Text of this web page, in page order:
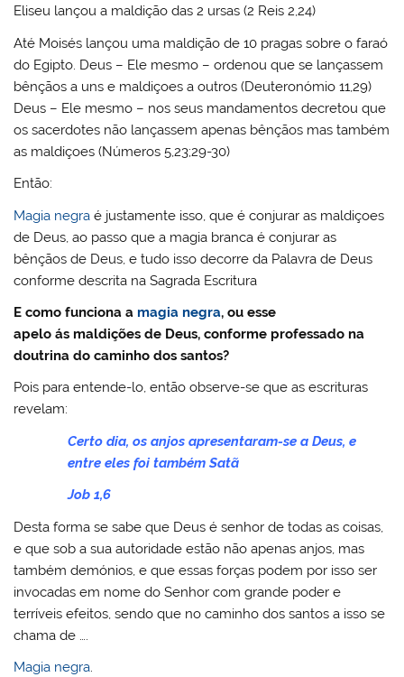
Eliseu lançou a maldição das 2 ursas (2 Reis 2,24)
Até Moisés lançou uma maldição de 10 pragas sobre o faraó
do Egipto. Deus – Ele mesmo – ordenou que se lançassem
bênçãos a uns e maldiçoes a outros (Deuteronómio 11,29)
Deus – Ele mesmo – nos seus mandamentos decretou que
os sacerdotes não lançassem apenas bênçãos mas também
as maldiçoes (Números 5,23;29-30)
Então:
Magia negra é justamente isso, que é conjurar as maldiçoes
de Deus, ao passo que a magia branca é conjurar as
bênçãos de Deus, e tudo isso decorre da Palavra de Deus
conforme descrita na Sagrada Escritura
E como funciona a magia negra, ou esse
apelo ás maldições de Deus, conforme professado na
doutrina do caminho dos santos?
Pois para entende-lo, então observe-se que as escrituras
revelam:
Certo dia, os anjos apresentaram-se a Deus, e
entre eles foi também Satã
Job 1,6
Desta forma se sabe que Deus é senhor de todas as coisas,
e que sob a sua autoridade estão não apenas anjos, mas
também demónios, e que essas forças podem por isso ser
invocadas em nome do Senhor com grande poder e
terríveis efeitos, sendo que no caminho dos santos a isso se
chama de ….
Magia negra.